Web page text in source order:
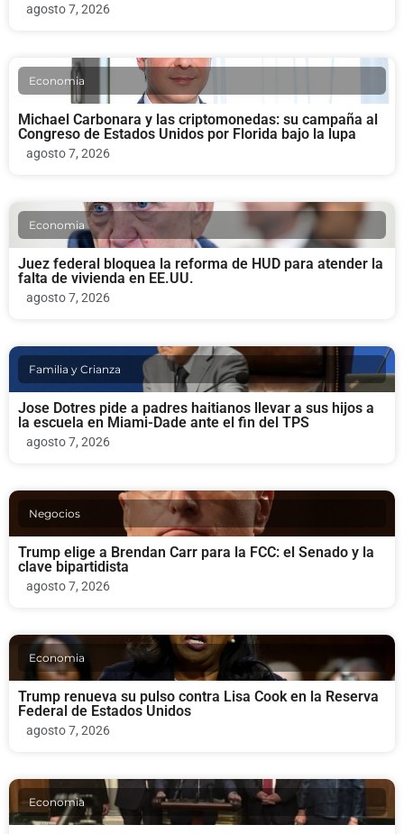
agosto 7, 2026
Economia
Michael Carbonara y las criptomonedas: su campaña al
Congreso de Estados Unidos por Florida bajo la lupa
agosto 7, 2026
Economia
Juez federal bloquea la reforma de HUD para atender la
falta de vivienda en EE.UU.
agosto 7, 2026
Familia y Crianza
Jose Dotres pide a padres haitianos llevar a sus hijos a
la escuela en Miami-Dade ante el fin del TPS
agosto 7, 2026
Negocios
Trump elige a Brendan Carr para la FCC: el Senado y la
clave bipartidista
agosto 7, 2026
Economia
Trump renueva su pulso contra Lisa Cook en la Reserva
Federal de Estados Unidos
agosto 7, 2026
Economia